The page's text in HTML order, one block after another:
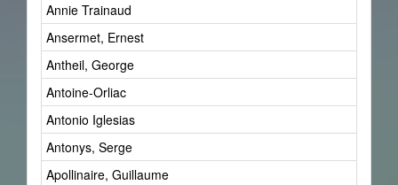
Annie Trainaud
Ansermet, Ernest
Antheil, George
Antoine-Orliac
Antonio Iglesias
Antonys, Serge
Apollinaire, Guillaume